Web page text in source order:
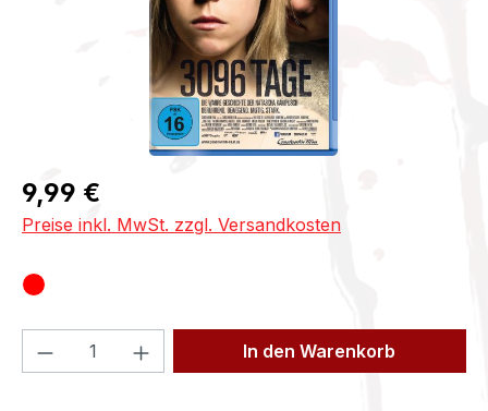
Regulärer Preis:
9,99 €
Preise inkl. MwSt. zzgl. Versandkosten
Produkt Anzahl: Gib denIn den Warenkorb